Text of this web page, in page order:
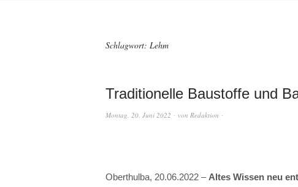
Schlagwort: Lehm
Traditionelle Baustoffe und
Montag, 20. Juni 2022 von Redaktion
Oberthulba, 20.06.2022 – Altes Wissen neu